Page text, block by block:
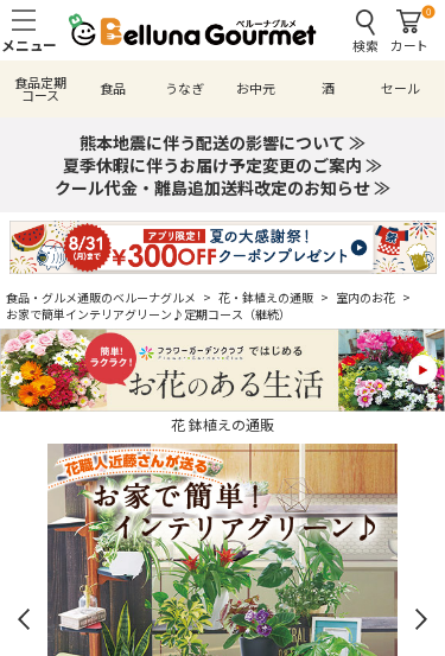
検索
0
カート
食品定期
コース 食品 うなぎ お中元 酒 セール
熊本地震に伴う配送の影響について ≫
夏季休暇に伴うお届け予定変更のご案内 ≫
クール代金・離島追加送料改定のお知らせ ≫
食品・グルメ通販のベルーナグルメ > 花・鉢植えの通販 > 室内のお花 >
お家で簡単インテリアグリーン♪定期コース（継続）
花 鉢植えの通販